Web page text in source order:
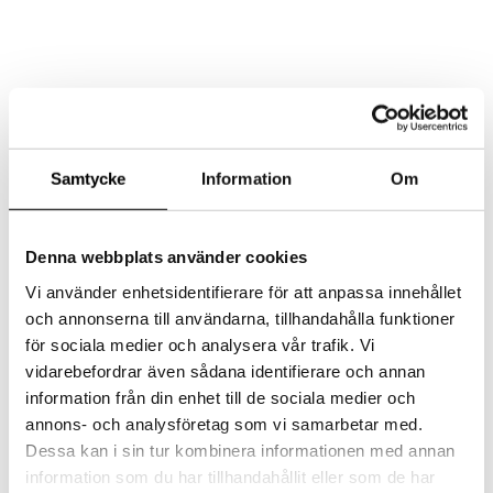
Samtycke Information Om
Denna webbplats använder cookies
Vi använder enhetsidentifierare för att anpassa innehållet
och annonserna till användarna, tillhandahålla funktioner
för sociala medier och analysera vår trafik. Vi
vidarebefordrar även sådana identifierare och annan
information från din enhet till de sociala medier och
annons- och analysföretag som vi samarbetar med.
Dessa kan i sin tur kombinera informationen med annan
information som du har tillhandahållit eller som de har
MAT
LOKAL
KONTAKT
1G9A9680
byadmin|2016-09-23|0 comments